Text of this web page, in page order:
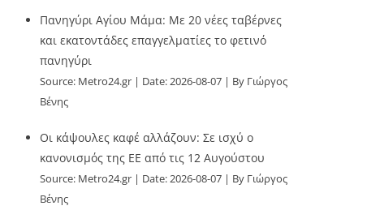
Πανηγύρι Αγίου Μάμα: Με 20 νέες ταβέρνες
και εκατοντάδες επαγγελματίες το φετινό
πανηγύρι
Source: Metro24.gr Date: 2026-08-07
By Γιώργος
Βένης
Οι κάψουλες καφέ αλλάζουν: Σε ισχύ ο
κανονισμός της ΕΕ από τις 12 Αυγούστου
Source: Metro24.gr Date: 2026-08-07
By Γιώργος
Βένης